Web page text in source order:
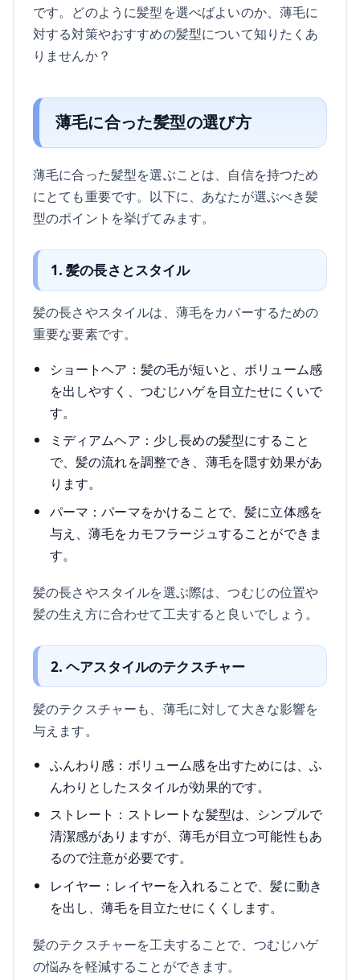
です。どのように髪型を選べばよいのか、薄毛に
対する対策やおすすめの髪型について知りたくあ
りませんか？
薄毛に合った髪型の選び方
薄毛に合った髪型を選ぶことは、自信を持つため
にとても重要です。以下に、あなたが選ぶべき髪
型のポイントを挙げてみます。
1. 髪の長さとスタイル
髪の長さやスタイルは、薄毛をカバーするための
重要な要素です。
ショートヘア：髪の毛が短いと、ボリューム感
を出しやすく、つむじハゲを目立たせにくいで
す。
ミディアムヘア：少し長めの髪型にすること
で、髪の流れを調整でき、薄毛を隠す効果があ
ります。
パーマ：パーマをかけることで、髪に立体感を
与え、薄毛をカモフラージュすることができま
す。
髪の長さやスタイルを選ぶ際は、つむじの位置や
髪の生え方に合わせて工夫すると良いでしょう。
2. ヘアスタイルのテクスチャー
髪のテクスチャーも、薄毛に対して大きな影響を
与えます。
ふんわり感：ボリューム感を出すためには、ふ
んわりとしたスタイルが効果的です。
ストレート：ストレートな髪型は、シンプルで
清潔感がありますが、薄毛が目立つ可能性もあ
るので注意が必要です。
レイヤー：レイヤーを入れることで、髪に動き
を出し、薄毛を目立たせにくくします。
髪のテクスチャーを工夫することで、つむじハゲ
の悩みを軽減することができます。